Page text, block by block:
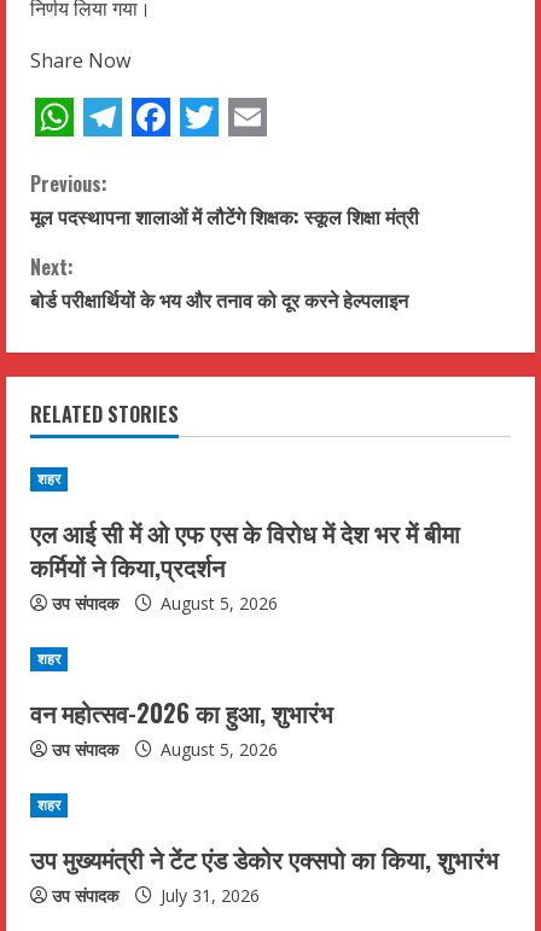
निर्णय लिया गया।
Share Now
C
o
n
t
i
n
u
e
R
e
a
d
i
n
g
Previous:
मूल पदस्थापना शालाओं में लौटेंगे शिक्षक: स्कूल शिक्षा मंत्री
Next:
बोर्ड परीक्षार्थियों के भय और तनाव को दूर करने हेल्पलाइन
RELATED STORIES
शहर
एल आई सी में ओ एफ एस के विरोध में देश भर में बीमा
कर्मियों ने किया,प्रदर्शन
उप संपादक August 5, 2026
शहर
वन महोत्सव-2026 का हुआ, शुभारंभ
उप संपादक August 5, 2026
शहर
उप मुख्यमंत्री ने टेंट एंड डेकोर एक्सपो का किया, शुभारंभ
उप संपादक July 31, 2026